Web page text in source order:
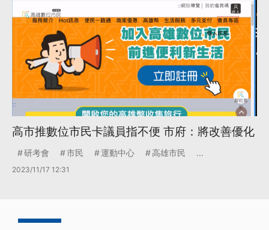
高市推數位市民卡議員指不便 市府：將改善優化
研考會 市民 運動中心 高雄市民 ...
2023/11/17 12:31